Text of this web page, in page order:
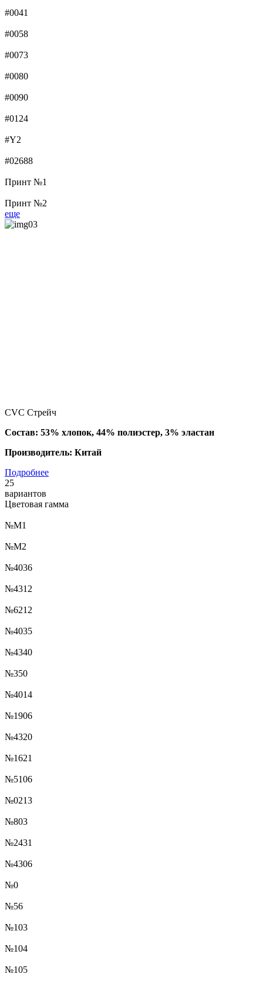
#0041
#0058
#0073
#0080
#0090
#0124
#Y2
#02688
Принт №1
Принт №2
еще
CVC Стрейч
Состав: 53% хлопок, 44% полиэстер, 3% эластан
Производитель: Китай
Подробнее
25
вариантов
Цветовая гамма
№М1
№М2
№4036
№4312
№6212
№4035
№4340
№350
№4014
№1906
№4320
№1621
№5106
№0213
№803
№2431
№4306
№0
№56
№103
№104
№105